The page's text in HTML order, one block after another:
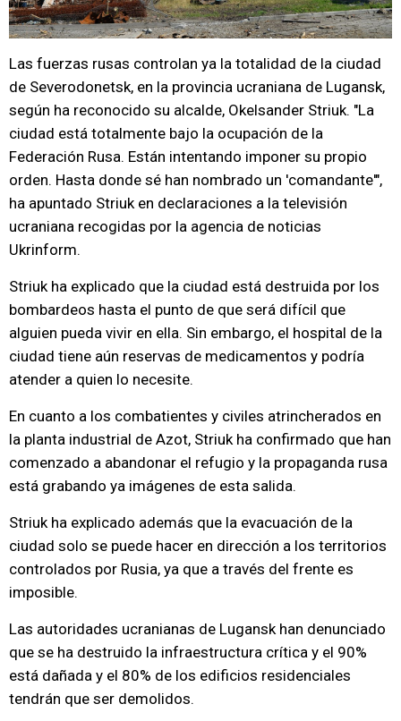
Las fuerzas rusas controlan ya la totalidad de la ciudad
de Severodonetsk, en la provincia ucraniana de Lugansk,
según ha reconocido su alcalde, Okelsander Striuk. "La
ciudad está totalmente bajo la ocupación de la
Federación Rusa. Están intentando imponer su propio
orden. Hasta donde sé han nombrado un 'comandante'",
ha apuntado Striuk en declaraciones a la televisión
ucraniana recogidas por la agencia de noticias
Ukrinform.
Striuk ha explicado que la ciudad está destruida por los
bombardeos hasta el punto de que será difícil que
alguien pueda vivir en ella. Sin embargo, el hospital de la
ciudad tiene aún reservas de medicamentos y podría
atender a quien lo necesite.
En cuanto a los combatientes y civiles atrincherados en
la planta industrial de Azot, Striuk ha confirmado que han
comenzado a abandonar el refugio y la propaganda rusa
está grabando ya imágenes de esta salida.
Striuk ha explicado además que la evacuación de la
ciudad solo se puede hacer en dirección a los territorios
controlados por Rusia, ya que a través del frente es
imposible.
Las autoridades ucranianas de Lugansk han denunciado
que se ha destruido la infraestructura crítica y el 90%
está dañada y el 80% de los edificios residenciales
tendrán que ser demolidos.